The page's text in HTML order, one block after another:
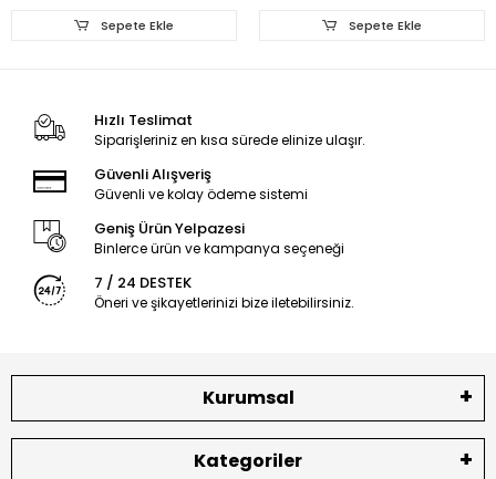
Sepete Ekle Sepete Ekle
Hızlı Teslimat
Siparişleriniz en kısa sürede elinize ulaşır.
Güvenli Alışveriş
Güvenli ve kolay ödeme sistemi
Geniş Ürün Yelpazesi
Binlerce ürün ve kampanya seçeneği
7 / 24 DESTEK
Öneri ve şikayetlerinizi bize iletebilirsiniz.
Kurumsal
Kategoriler